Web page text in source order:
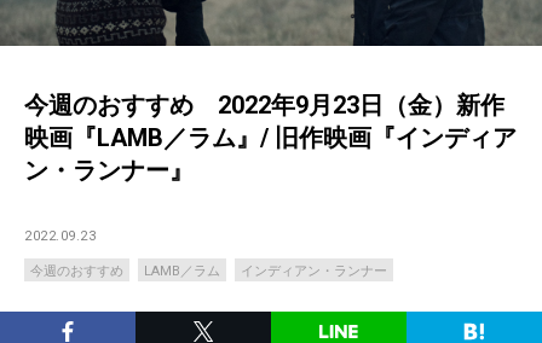
今週のおすすめ 2022年9月23日（金）新作
映画『LAMB／ラム』/ 旧作映画『インディア
ン・ランナー』
2022.09.23
今週のおすすめ LAMB／ラム インディアン・ランナー